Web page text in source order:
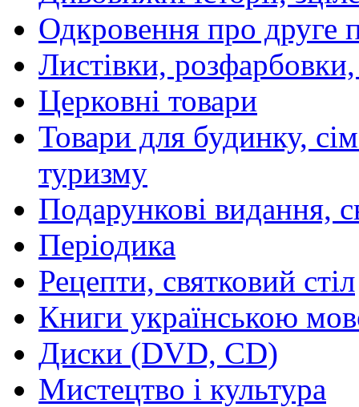
Одкровення про друге
Листівки,
Церковні товари
Товари для будинку,
туризму
Подарункові видання,
Періодика
Рецепти, святковий стіл
Книги українською
Диски (DVD, CD)
Мистецтво і культура